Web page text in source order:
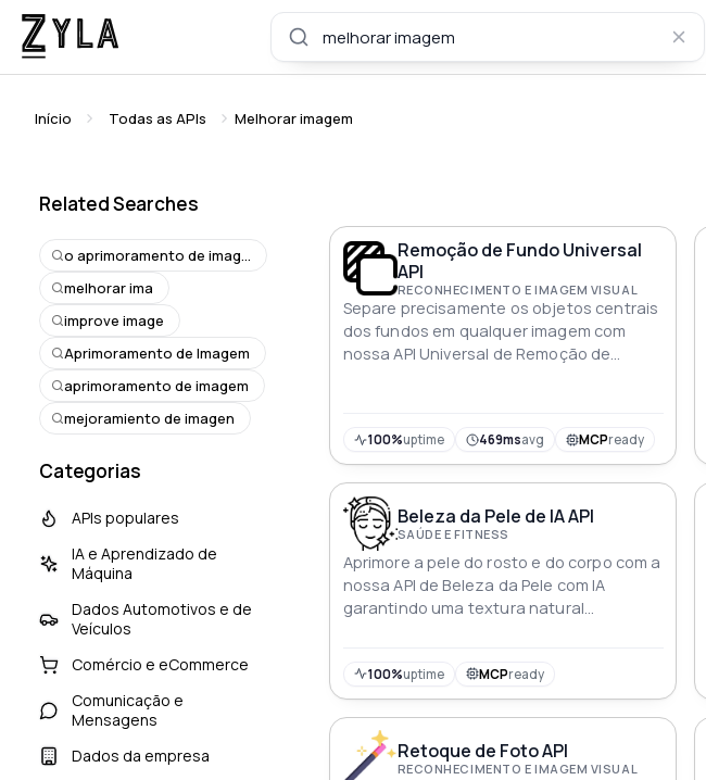
Início Todas as APIs Melhorar imagem
Related Searches
o aprimoramento de imagem
melhorar ima
improve image
Aprimoramento de Imagem
aprimoramento de imagem
mejoramiento de imagen
Categorias
APIs populares
IA e Aprendizado de
Máquina
Dados Automotivos e de
Veículos
Comércio e eCommerce
Comunicação e
Mensagens
Dados da empresa
Remoção de Fundo Universal
API
RECONHECIMENTO E IMAGEM VISUAL
Separe precisamente os objetos centrais
dos fundos em qualquer imagem com
nossa API Universal de Remoção de
100%uptime 469msavg MCPready
Beleza da Pele de IA API
SAÚDE E FITNESS
Aprimore a pele do rosto e do corpo com a
nossa API de Beleza da Pele com IA
garantindo uma textura natural
100%uptime MCPready
Retoque de Foto API
RECONHECIMENTO E IMAGEM VISUAL